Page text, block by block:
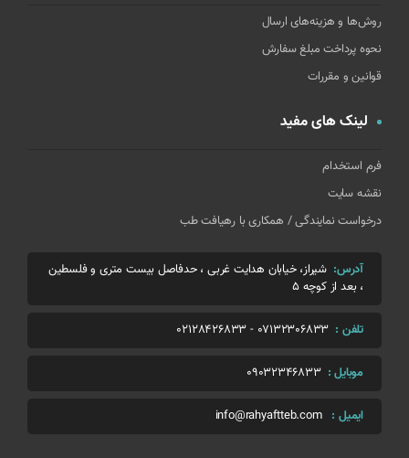
روش‌ها و هزینه‌های ارسال
نحوه پرداخت مبلغ سفارش
قوانین و مقررات
لینک های مفید
فرم استخدام
نقشه سایت
درخواست نمایندگی / همکاری با رهیافت طب
آدرس: شیراز، خیابان هدایت غربی ، حدفاصل بیست متری و فلسطین
، بعد از کوچه 5
تلفن : 07132306833
-
02128426833
موبایل : 09032346833
ایمیل : info@rahyaftteb.com